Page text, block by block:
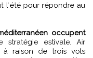
l'été pour répondre au
occupent
estivale. Air
à raison de trois vols